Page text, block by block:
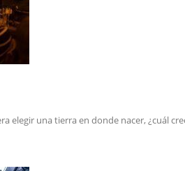
elegir una tierra en donde nacer, ¿cuál